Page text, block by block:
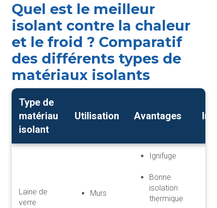
Quel est le meilleur
isolant contre la chaleur
et le froid ? Comparatif
des différents types de
matériaux isolants
Type de
matériau
isolant
Utilisation Avantages
Laine de
verre
Murs
Ignifuge
Bonne
isolation
thermique